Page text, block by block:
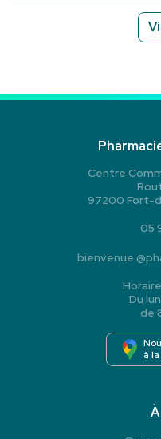
Centre
97200 Fort-
05
bienvenue @
Du
de
à